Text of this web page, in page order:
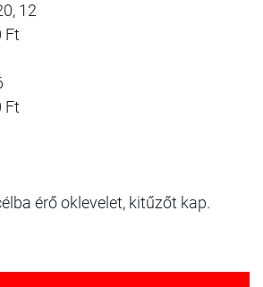
12
Ft
Ft
érő oklevelet, kitűzőt kap.